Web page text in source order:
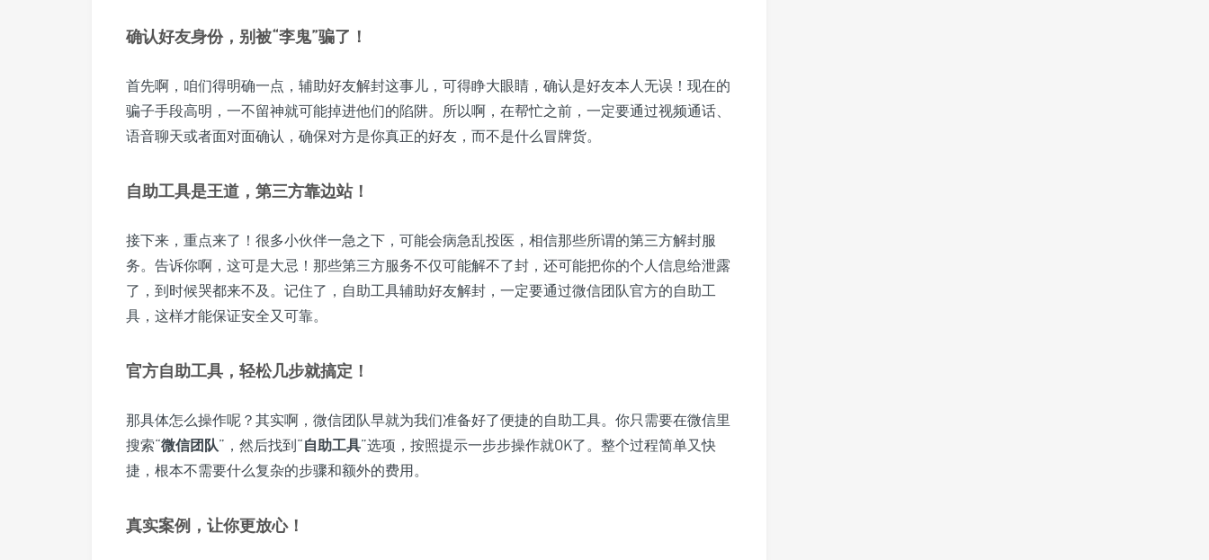
确认好友身份，别被“李鬼”骗了！
首先啊，咱们得明确一点，辅助好友解封这事儿，可得睁大眼睛，确认是好友本人无误！现在的
骗子手段高明，一不留神就可能掉进他们的陷阱。所以啊，在帮忙之前，一定要通过视频通话、
语音聊天或者面对面确认，确保对方是你真正的好友，而不是什么冒牌货。
自助工具是王道，第三方靠边站！
接下来，重点来了！很多小伙伴一急之下，可能会病急乱投医，相信那些所谓的第三方解封服
务。告诉你啊，这可是大忌！那些第三方服务不仅可能解不了封，还可能把你的个人信息给泄露
了，到时候哭都来不及。记住了，自助工具辅助好友解封，一定要通过微信团队官方的自助工
具，这样才能保证安全又可靠。
官方自助工具，轻松几步就搞定！
那具体怎么操作呢？其实啊，微信团队早就为我们准备好了便捷的自助工具。你只需要在微信里
搜索“微信团队”，然后找到“自助工具”选项，按照提示一步步操作就OK了。整个过程简单又快
捷，根本不需要什么复杂的步骤和额外的费用。
真实案例，让你更放心！